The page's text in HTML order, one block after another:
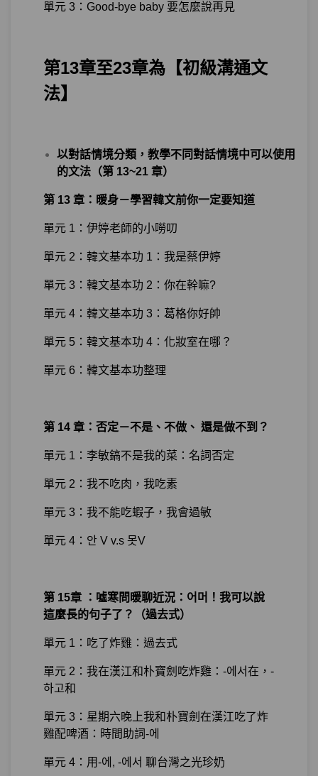
單元 3：Good-bye baby 要怎麼說再見
第13章至23章為【初級溝通文
法】
以對話情境分類，教學不同對話情境中可以使用
的文法（第 13~21 章）
第 13 章：暖身－學習韓文前你一定要知道
單元 1：伊婷老師的小嘮叨
單元 2：韓文基本功 1：我是蔡伊婷
單元 3：韓文基本功 2：你在幹嘛?
單元 4：韓文基本功 3：葛格你好帥
單元 5：韓文基本功 4：化妝室在哪？
單元 6：韓文基本功整理
第 14 章：否定－不是、不做、 還是做不到？
單元 1：李敏鎬不是我的菜：名詞否定
單元 2：我不吃肉，我吃素
單元 3：我不能吃蝦子，我會過敏
單元 4：안 V v.s 못V
第 15章 ：噓寒問暖聊近況：어머！我可以說
這麼長的句子了？（過去式）
單元 1：吃了炸雞：過去式
單元 2：我在漢江和朴寶劍吃炸雞：-에서在，-
하고和
單元 3：星期六晚上我和朴寶劍在漢江吃了炸
雞配啤酒：時間助詞-에
單元 4：用-에, -에서 聊台灣之光珍奶